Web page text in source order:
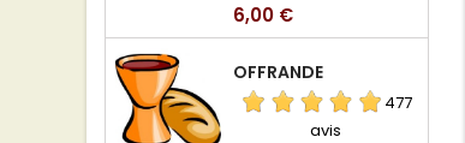
Prix
6,00 €
OFFRANDE
477
avis